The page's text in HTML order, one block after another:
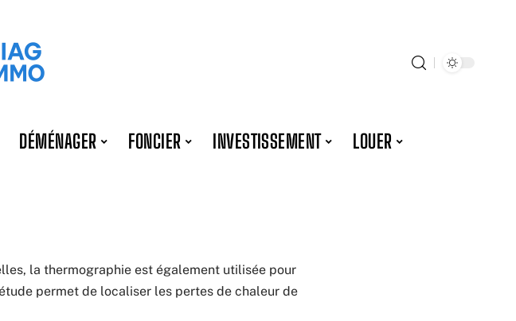
DÉMÉNAGER FONCIER INVESTISSEMENT LOUER
la thermographie est également utilisée pour
permet de localiser les pertes de chaleur de